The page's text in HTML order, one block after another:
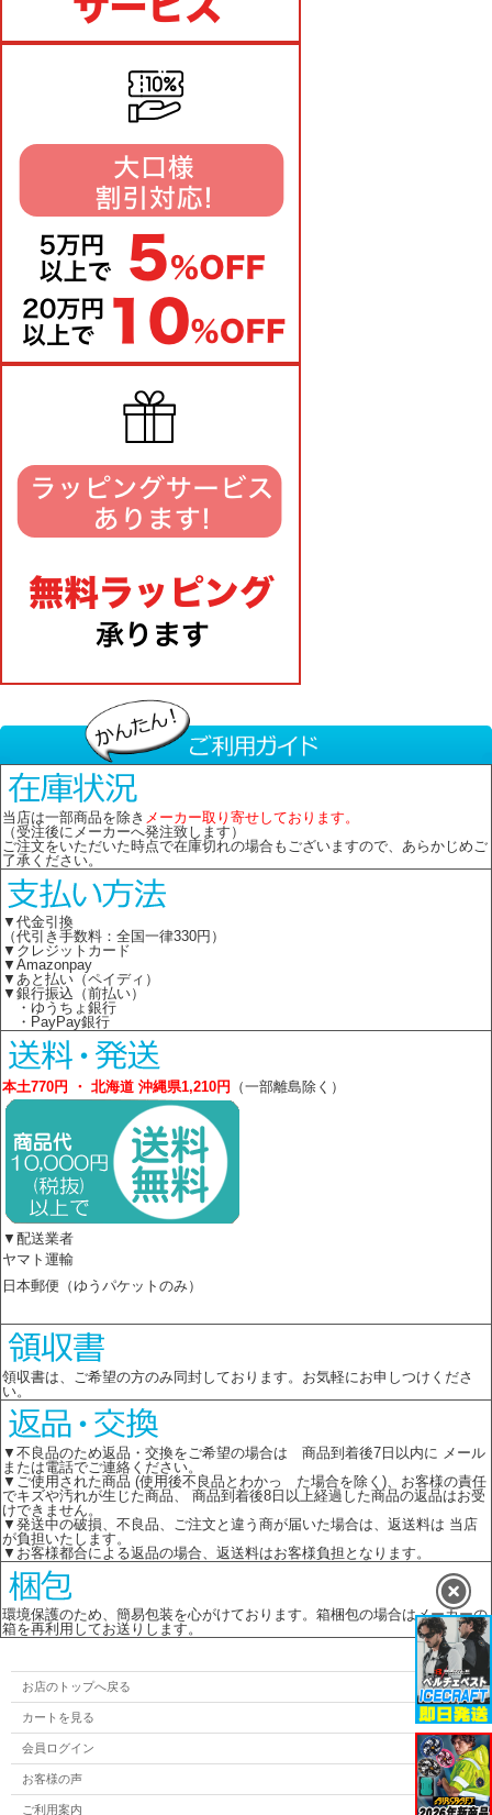
当店は一部商品を除き メーカー取り寄せしております。
（受注後にメーカーへ発注致します）
ご注文をいただいた時点で在庫切れの場合もございますので、あらかじめご
了承ください。
▼代金引換
（代引き手数料：全国一律330円）
▼クレジットカード
▼Amazonpay
▼あと払い（ペイディ）
▼銀行振込（前払い）
・ゆうちょ銀行
・PayPay銀行
本土770円 ・ 北海道 沖縄県1,210円 （一部離島除く）
▼配送業者
ヤマト運輸
日本郵便（ゆうパケットのみ）
領収書は、ご希望の方のみ同封しております。お気軽にお申しつけくださ
い。
▼不良品のため返品・交換をご希望の場合は 商品到着後7日以内に メール
または電話でご連絡ください。
▼ご使用された商品 (使用後不良品とわかっ た場合を除く)、お客様の責任
でキズや汚れが生じた商品、 商品到着後8日以上経過した商品の返品はお受
けできません。
▼発送中の破損、不良品、ご注文と違う商が届いた場合は、返送料は 当店
が負担いたします。
▼お客様都合による返品の場合、返送料はお客様負担となります。
環境保護のため、簡易包装を心がけております。箱梱包の場合はメーカーの
箱を再利用してお送りします。
お店のトップへ戻る
カートを見る
会員ログイン
お客様の声
ご利用案内